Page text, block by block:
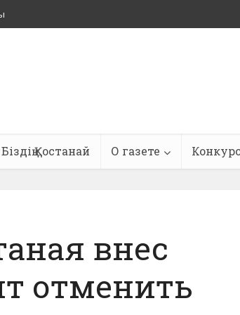
Біздің Қостанай О газете
внес
отменить